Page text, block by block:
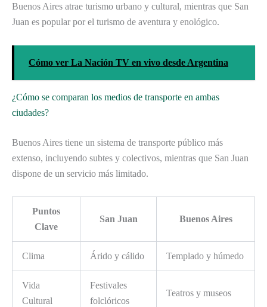
Buenos Aires atrae turismo urbano y cultural, mientras que San
Juan es popular por el turismo de aventura y enológico.
Cómo ver La Nación TV en vivo desde Argentina
¿Cómo se comparan los medios de transporte en ambas
ciudades?
Buenos Aires tiene un sistema de transporte público más
extenso, incluyendo subtes y colectivos, mientras que San Juan
dispone de un servicio más limitado.
Puntos
Clave
San Juan Buenos Aires
Clima Árido y cálido Templado y húmedo
Vida
Cultural
Festivales
folclóricos
Teatros y museos